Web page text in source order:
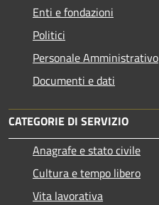
Enti e fondazioni
Politici
Personale Amministrativo
Documenti e dati
CATEGORIE DI SERVIZIO
Anagrafe e stato civile
Cultura e tempo libero
Vita lavorativa